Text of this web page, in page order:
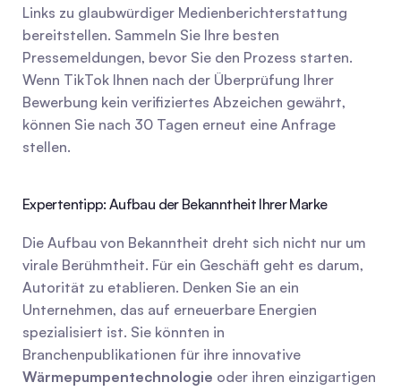
Links zu glaubwürdiger Medienberichterstattung
bereitstellen. Sammeln Sie Ihre besten
Pressemeldungen, bevor Sie den Prozess starten.
Wenn TikTok Ihnen nach der Überprüfung Ihrer
Bewerbung kein verifiziertes Abzeichen gewährt,
können Sie nach 30 Tagen erneut eine Anfrage
stellen.
Expertentipp: Aufbau der Bekanntheit Ihrer Marke
Die Aufbau von Bekanntheit dreht sich nicht nur um
virale Berühmtheit. Für ein Geschäft geht es darum,
Autorität zu etablieren. Denken Sie an ein
Unternehmen, das auf erneuerbare Energien
spezialisiert ist. Sie könnten in
Wärmepumpentechnologie oder ihren einzigartigen